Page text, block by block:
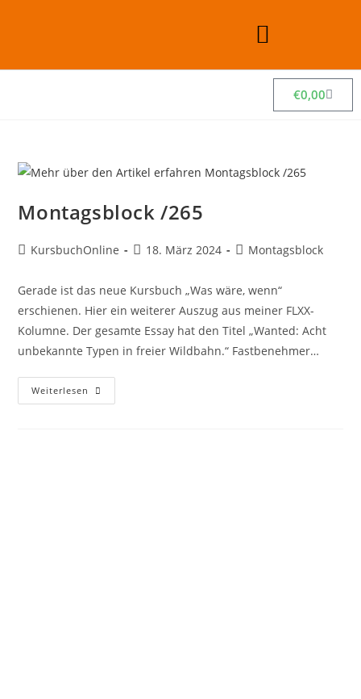
€0,00
Montagsblock /265
KursbuchOnline 18. März 2024 Montagsblock
Gerade ist das neue Kursbuch „Was wäre, wenn“
erschienen. Hier ein weiterer Auszug aus meiner FLXX-
Kolumne. Der gesamte Essay hat den Titel „Wanted: Acht
unbekannte Typen in freier Wildbahn.“ Fastbenehmer…
Weiterlesen